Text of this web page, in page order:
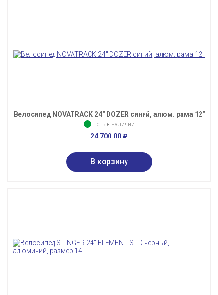
Велосипед NOVATRACK 24" DOZER синий, алюм. рама 12"
Есть в наличии
24 700.00₽